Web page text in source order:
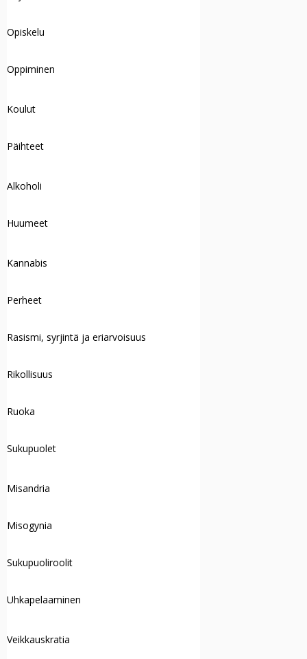
Opiskelu
Oppiminen
Koulut
Päihteet
Alkoholi
Huumeet
Kannabis
Perheet
Rasismi, syrjintä ja eriarvoisuus
Rikollisuus
Ruoka
Sukupuolet
Misandria
Misogynia
Sukupuoliroolit
Uhkapelaaminen
Veikkauskratia